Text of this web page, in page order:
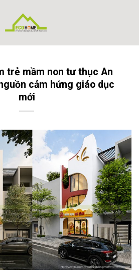
trẻ mầm non tư thục An
cảm hứng giáo dục
mới